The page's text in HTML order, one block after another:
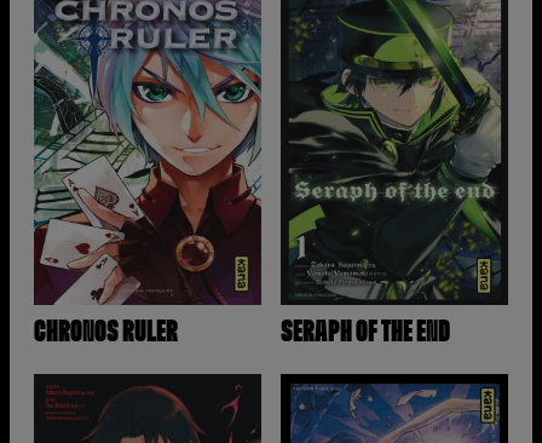
CHRONOS RULER SERAPH OF THE END